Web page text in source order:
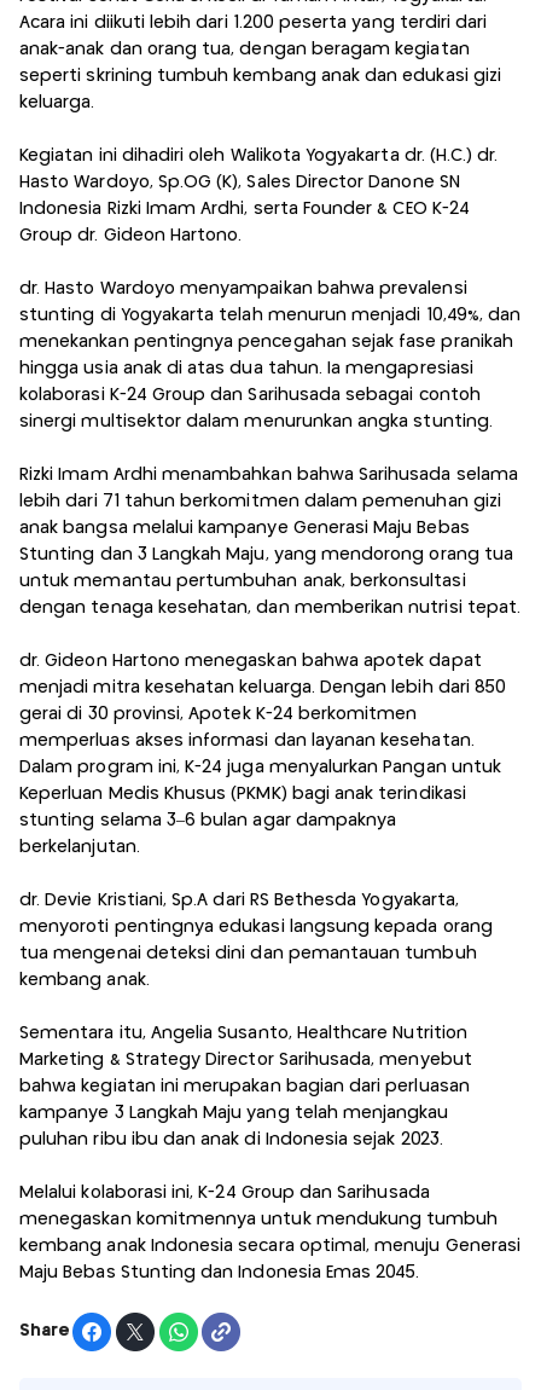
Acara ini diikuti lebih dari 1.200 peserta yang terdiri dari
anak-anak dan orang tua, dengan beragam kegiatan
seperti skrining tumbuh kembang anak dan edukasi gizi
keluarga.
Kegiatan ini dihadiri oleh Walikota Yogyakarta dr. (H.C.) dr.
Hasto Wardoyo, Sp.OG (K), Sales Director Danone SN
Indonesia Rizki Imam Ardhi, serta Founder & CEO K-24
Group dr. Gideon Hartono.
dr. Hasto Wardoyo menyampaikan bahwa prevalensi
stunting di Yogyakarta telah menurun menjadi 10,49%, dan
menekankan pentingnya pencegahan sejak fase pranikah
hingga usia anak di atas dua tahun. Ia mengapresiasi
kolaborasi K-24 Group dan Sarihusada sebagai contoh
sinergi multisektor dalam menurunkan angka stunting.
Rizki Imam Ardhi menambahkan bahwa Sarihusada selama
lebih dari 71 tahun berkomitmen dalam pemenuhan gizi
anak bangsa melalui kampanye Generasi Maju Bebas
Stunting dan 3 Langkah Maju, yang mendorong orang tua
untuk memantau pertumbuhan anak, berkonsultasi
dengan tenaga kesehatan, dan memberikan nutrisi tepat.
dr. Gideon Hartono menegaskan bahwa apotek dapat
menjadi mitra kesehatan keluarga. Dengan lebih dari 850
gerai di 30 provinsi, Apotek K-24 berkomitmen
memperluas akses informasi dan layanan kesehatan.
Dalam program ini, K-24 juga menyalurkan Pangan untuk
Keperluan Medis Khusus (PKMK) bagi anak terindikasi
stunting selama 3–6 bulan agar dampaknya
berkelanjutan.
dr. Devie Kristiani, Sp.A dari RS Bethesda Yogyakarta,
menyoroti pentingnya edukasi langsung kepada orang
tua mengenai deteksi dini dan pemantauan tumbuh
kembang anak.
Sementara itu, Angelia Susanto, Healthcare Nutrition
Marketing & Strategy Director Sarihusada, menyebut
bahwa kegiatan ini merupakan bagian dari perluasan
kampanye 3 Langkah Maju yang telah menjangkau
puluhan ribu ibu dan anak di Indonesia sejak 2023.
Melalui kolaborasi ini, K-24 Group dan Sarihusada
menegaskan komitmennya untuk mendukung tumbuh
kembang anak Indonesia secara optimal, menuju Generasi
Maju Bebas Stunting dan Indonesia Emas 2045.
Share